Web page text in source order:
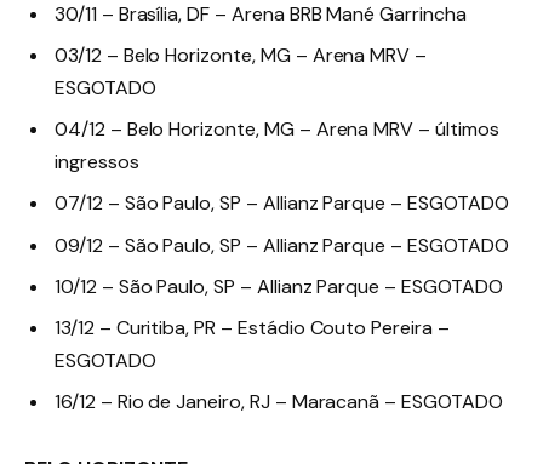
30/11 – Brasília, DF – Arena BRB Mané Garrincha
03/12 – Belo Horizonte, MG – Arena MRV –
ESGOTADO
04/12 – Belo Horizonte, MG – Arena MRV – últimos
ingressos
07/12 – São Paulo, SP – Allianz Parque – ESGOTADO
09/12 – São Paulo, SP – Allianz Parque – ESGOTADO
10/12 – São Paulo, SP – Allianz Parque – ESGOTADO
13/12 – Curitiba, PR – Estádio Couto Pereira –
ESGOTADO
16/12 – Rio de Janeiro, RJ – Maracanã – ESGOTADO